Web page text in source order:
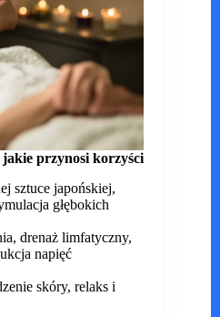
przynosi korzyści
sztuce japońskiej,
głębokich
drenaż limfatyczny,
napięć
skóry, relaks i